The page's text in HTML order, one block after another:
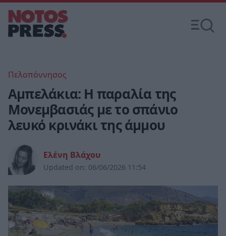
Πελοπόννησος
Αμπελάκια: Η παραλία της
Μονεμβασιάς με το σπάνιο
λευκό κρινάκι της άμμου
Ελένη Βλάχου
Updated on: 06/06/2026 11:54